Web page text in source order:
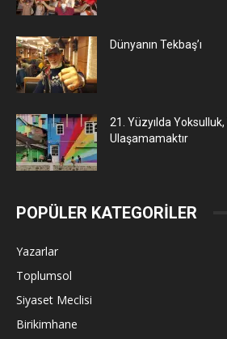
Dünyanın Tekbaş’ı
21. Yüzyılda
Ulaşamamaktır
POPÜLER KATEGORİLER
Yazarlar
Toplumsol
Siyaset Meclisi
Birikimhane